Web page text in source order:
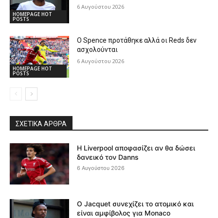
HOMEPAGE HOT
POSTS
6 Αυγούστου 2026
HOMEPAGE HOT
POSTS
Ο Spence προτάθηκε αλλά οι Reds δεν
ασχολούνται
6 Αυγούστου 2026
ΣΧΕΤΙΚΆ ΆΡΘΡΑ
Η Liverpool αποφασίζει αν θα δώσει
δανεικό τον Danns
6 Αυγούστου 2026
Ο Jacquet συνεχίζει το ατομικό και
είναι αμφίβολος για Monaco